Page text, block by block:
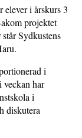
elever i årskurs 3
projektet
Sydkustens
i
veckan har
i
diskutera